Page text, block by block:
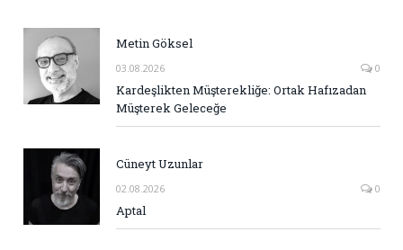
Metin Göksel
03.08.2026 0
Kardeşlikten Müşterekliğe: Ortak Hafızadan
Müşterek Geleceğe
Cüneyt Uzunlar
02.08.2026 0
Aptal